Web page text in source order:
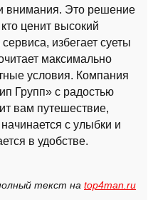
внимания. Это решение
ценит высокий
избегает суеты
максимально
условия. Компания
Групп» с радостью
вам путешествие,
с улыбки и
в удобстве.
текст на top4man.ru